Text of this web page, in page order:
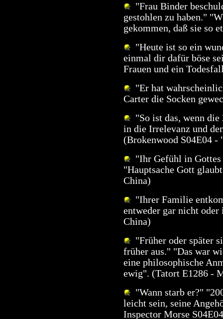
"Frau Binder
gestohlen zu haben."
gekommen, daß sie so
"Heute ist so ein
einmal dir dafür böse
Frauen und ein
"Er hat
Carter die Socken
"So ist das, wenn
in die Irrelevanz und
(Brokenwood S04E04
"Ihr Gefühl in
"Hauptsache Gott
China)
"Ihrer Familie
entweder gar nicht
China)
"Früher oder später
früher aus." "Das war
eine philosophische
ewig". (Tatort E1286 -
"Wann starb er?"
leicht sein, seine
Inspector Morse